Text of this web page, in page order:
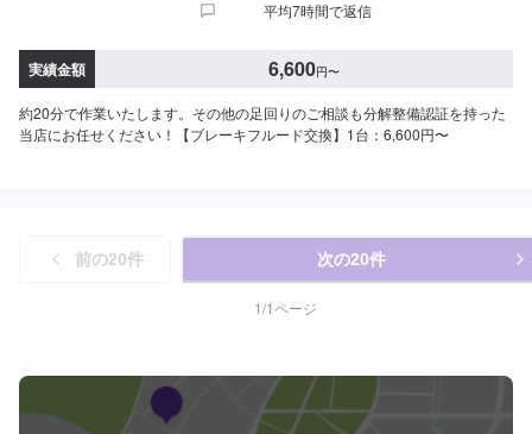
平均7時間で返信
実績金額 6,600円〜
約20分で作業いたします。その他の足回りのご相談も分解整備認証を持った
当店にお任せください！【ブレーキフルード交換】1台：6,600円〜
前の20件 次の20件
1/1ページ